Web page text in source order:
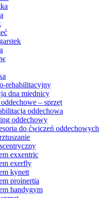
rehabilitacyjny
dna miednicy
– sprzęt
oddechowa
oddechowy
do ćwiczeń oddechowych
exxentric
exerfly
kynett
proinertia
handygym